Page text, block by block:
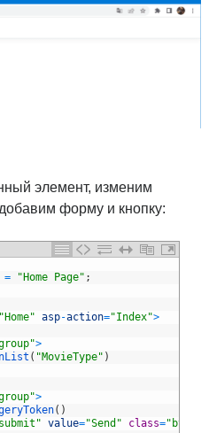
элемент, изменим
форму и кнопку:
= "Home Page" ;
"Home" asp-action="Index">
>
( "MovieType" )
>
( )
value="Send" class="btn